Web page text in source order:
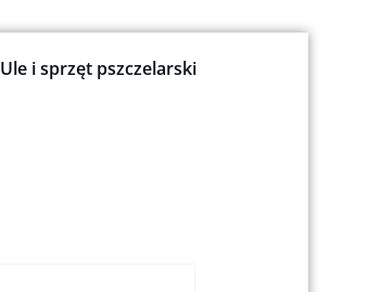
Ule i sprzęt pszczelarski